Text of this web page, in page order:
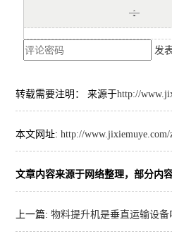
发
转载需要注明： 来源于http://
本文网址: http://www.jixiemuye.com/
文章内容来源于网络整理，部分内
上一篇: 物料提升机是垂直运输设备